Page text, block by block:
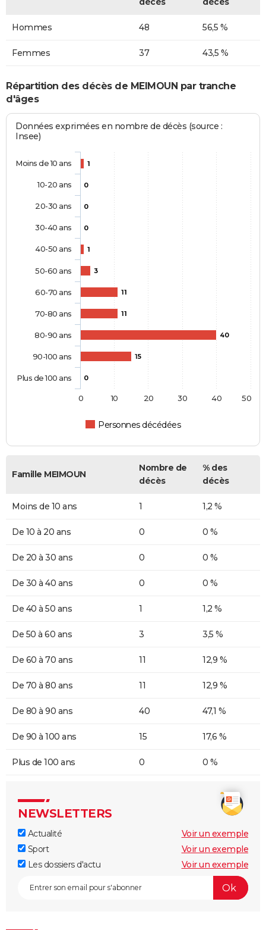
Hommes 48 56,5 %
Femmes 37 43,5 %
Répartition des décès de MEIMOUN par tranche
d'âges
Données exprimées en nombre de décès (source :
Insee)
1
0
0
0
1
3
11
11
40
15
0
Personnes décédées
Moins de 10 ans
10-20 ans
20-30 ans
30-40 ans
40-50 ans
50-60 ans
60-70 ans
70-80 ans
80-90 ans
90-100 ans
Plus de 100 ans
0 10 20 30 40 50
Famille MEIMOUN
Nombre de
décès
% des
décès
Moins de 10 ans 1 1,2 %
De 10 à 20 ans 0 0 %
De 20 à 30 ans 0 0 %
De 30 à 40 ans 0 0 %
De 40 à 50 ans 1 1,2 %
De 50 à 60 ans 3 3,5 %
De 60 à 70 ans 11 12,9 %
De 70 à 80 ans 11 12,9 %
De 80 à 90 ans 40 47,1 %
De 90 à 100 ans 15 17,6 %
Plus de 100 ans 0 0 %
NEWSLETTERS
Actualité
Voir un exemple
Sport
Voir un exemple
Les dossiers d'actu
Voir un exemple